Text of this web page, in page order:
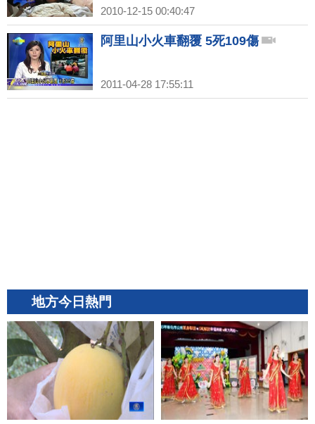
2010-12-15 00:40:47
阿里山小火車翻覆 5死109傷
2011-04-28 17:55:11
地方今日熱門